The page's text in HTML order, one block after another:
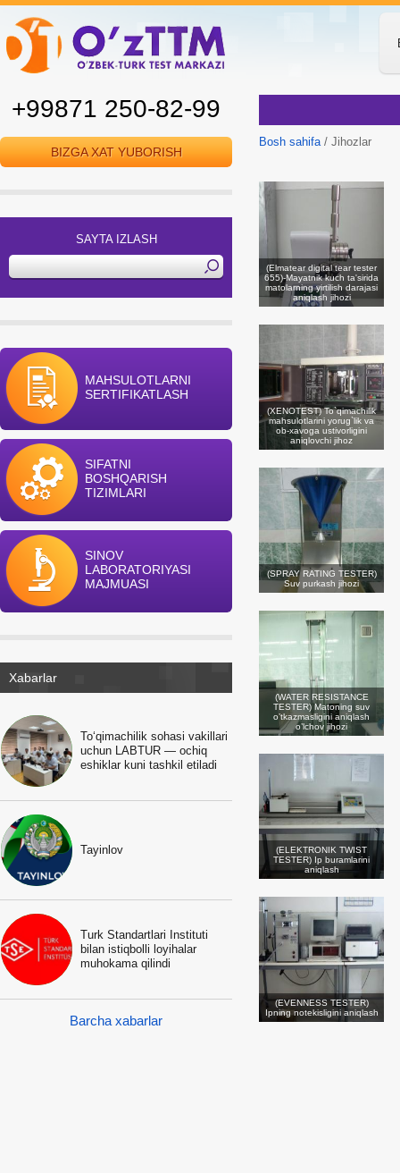
+99871 250-82-99
BIZGA XAT YUBORISH
SAYTA IZLASH
MAHSULOTLARNI
SERTIFIKATLASH
SIFATNI
BOSHQARISH
TIZIMLARI
SINOV
LABORATORIYASI
MAJMUASI
Xabarlar
To‘qimachilik sohasi vakillari
uchun LABTUR — ochiq
eshiklar kuni tashkil etiladi
Tayinlov
Turk Standartlari Instituti
bilan istiqbolli loyihalar
muhokama qilindi
Barcha xabarlar
Bosh sahifa/ Jihozlar
(Elmatear digital tear tester
655)-Mayatnik kuch ta'sirida
matolarning yirtilish darajasi
aniqlash jihozi
(XENOTEST) To`qimachilik
mahsulotlarini yorug`lik va
ob-xavoga ustivorligini
aniqlovchi jihoz
(SPRAY RATING TESTER)
Suv purkash jihozi
(WATER RESISTANCE
TESTER) Matoning suv
o’tkazmasligini aniqlash
о’lchov jihozi
(ELEKTRONIK TWIST
TESTER) Ip buramlarini
aniqlash
(EVENNESS TESTER)
Ipning notekisligini aniqlash